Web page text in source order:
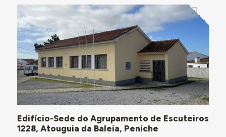
Edifício-Sede do Agrupamento de Escuteiros
1228, Atouguia da Baleia, Peniche